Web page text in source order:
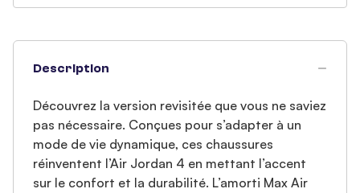
Description
Découvrez la version revisitée que vous ne saviez
pas nécessaire. Conçues pour s’adapter à un
mode de vie dynamique, ces chaussures
réinventent l’Air Jordan 4 en mettant l’accent
sur le confort et la durabilité. L’amorti Max Air